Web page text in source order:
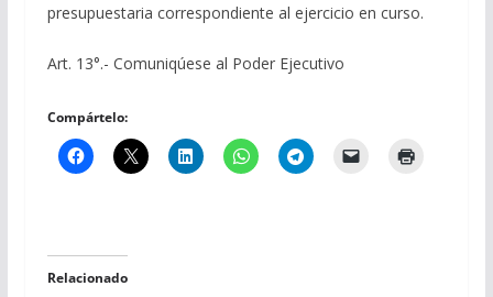
presupuestaria correspondiente al ejercicio en curso.
Art. 13°.- Comuniqúese al Poder Ejecutivo
Compártelo:
Relacionado